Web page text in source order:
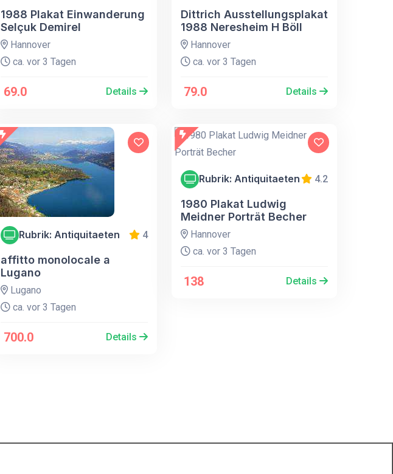
1988 Plakat Einwanderung
Selçuk Demirel
Hannover
ca. vor 3 Tagen
69.0 Details
Dittrich Ausstellungsplakat
1988 Neresheim H Böll
Hannover
ca. vor 3 Tagen
79.0 Details
Rubrik: Antiquitaeten 4
affitto monolocale a
Lugano
Lugano
ca. vor 3 Tagen
700.0 Details
Rubrik: Antiquitaeten 4.2
1980 Plakat Ludwig
Meidner Porträt Becher
Hannover
ca. vor 3 Tagen
138 Details